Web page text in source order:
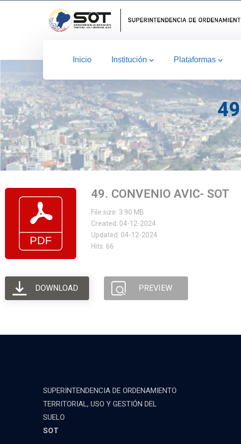
Inicio Institución Plataformas
49. CONVENIO AVIC- SOT
File size: 3.90 MB
Created: 04-12-2024
Updated: 04-12-2024
Hits: 66
DOWNLOAD PREVIEW
SUPERINTENDENCIA DE ORDENAMIENTO
TERRITORIAL, USO Y GESTIÓN DEL
SUELO
SOT